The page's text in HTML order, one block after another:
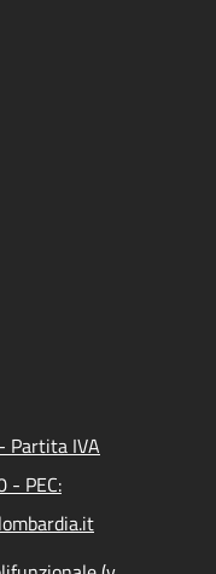
Partita IVA
- PEC: